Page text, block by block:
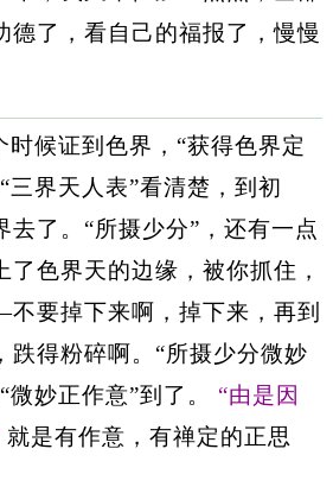
德了，看自己的福报了，慢慢
时候证到色界，“获得色界定
三界天人表”看清楚，到初
去了。“所摄少分”，还有一点
了色界天的边缘，被你抓住，
要掉下来啊，掉下来，再到
跌得粉碎啊。“所摄少分微妙
妙正作意”到了。
“由是因
就是有作意，有禅定的正思